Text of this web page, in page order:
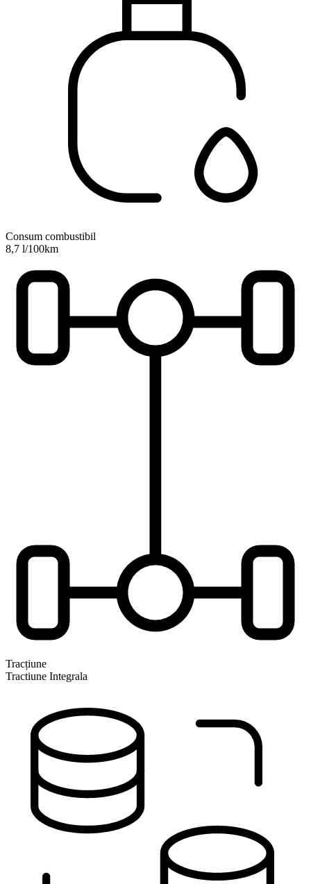
Consum combustibil
8,7 l/100km
Tracțiune
Tractiune Integrala